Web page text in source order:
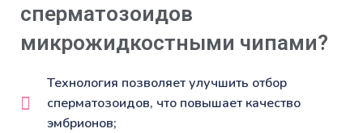
сперматозоидов
микрожидкостными чипами?
Технология позволяет улучшить отбор
сперматозоидов, что повышает качество
эмбрионов;